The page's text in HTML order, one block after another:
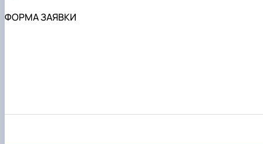
ФОРМА ЗАЯВКИ